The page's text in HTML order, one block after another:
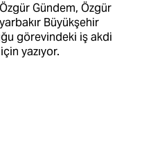
Gündem, Özgür
Büyükşehir
görevindeki iş akdi
yazıyor.